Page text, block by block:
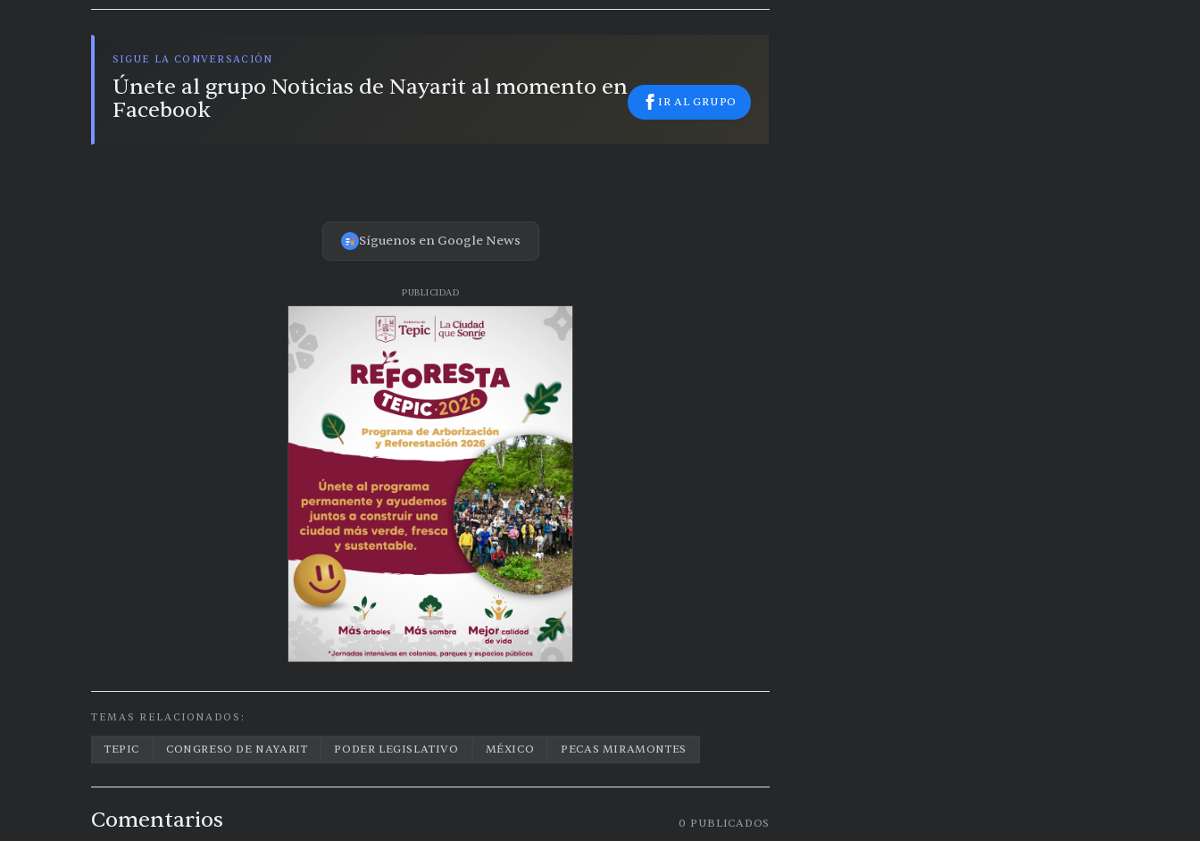
SIGUE LA CONVERSACIÓN
Únete al grupo Noticias de Nayarit al momento en
Facebook
IR AL GRUPO
Síguenos en Google News
PUBLICIDAD
TEMAS RELACIONADOS:
TEPIC CONGRESO DE NAYARIT PODER LEGISLATIVO MÉXICO PECAS MIRAMONTES
Comentarios 0 PUBLICADOS